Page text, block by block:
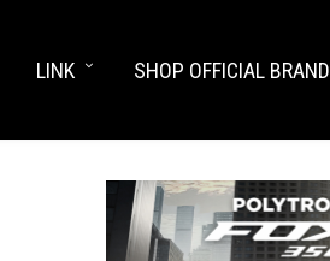
LINK SHOP OFFICIAL BRAND